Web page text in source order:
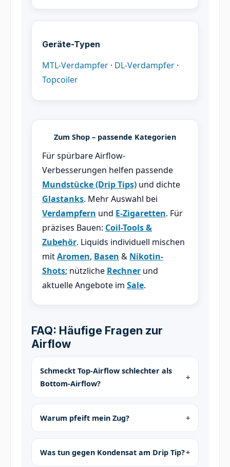
Geräte-Typen
MTL-Verdampfer · DL-Verdampfer ·
Topcoiler
Zum Shop – passende Kategorien
Für spürbare Airflow-
Verbesserungen helfen passende
Mundstücke (Drip Tips) und dichte
Glastanks. Mehr Auswahl bei
Verdampfern und E-Zigaretten. Für
präzises Bauen: Coil-Tools &
Zubehör. Liquids individuell mischen
mitAromen, Basen & Nikotin-
Shots; nützliche Rechner und
aktuelle Angebote im Sale.
FAQ: Häufige Fragen zur
Airflow
Schmeckt Top-Airflow schlechter als
Bottom-Airflow?
Warum pfeift mein Zug?
Was tun gegen Kondensat am Drip Tip?